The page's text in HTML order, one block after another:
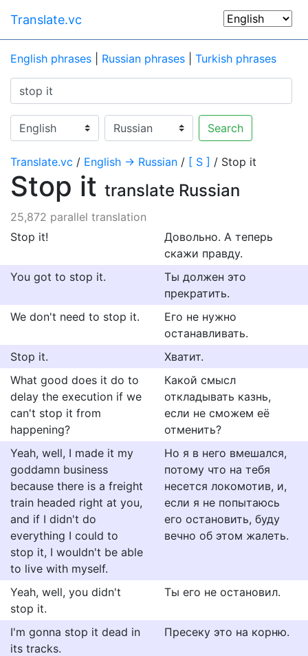
Translate.vc
English phrases Russian phrases Turkish phrases
Search
Translate.vc / English → Russian / [ S ] / Stop it
Stop it translate Russian
25,872 parallel translation
Stop it!
Довольно. А теперь
скажи правду.
You got to stop it.
Ты должен это
прекратить.
We don't need to stop it.
Его не нужно
останавливать.
Stop it.
Хватит.
What good does it do to
delay the execution if we
can't stop it from
happening?
Какой смысл
откладывать казнь,
если не сможем её
отменить?
Yeah, well, I made it my
goddamn business
because there is a freight
train headed right at you,
and if I didn't do
everything I could to
stop it, I wouldn't be able
to live with myself.
Но я в него вмешался,
потому что на тебя
несется локомотив, и,
если я не попытаюсь
его остановить, буду
вечно об этом жалеть.
Yeah, well, you didn't
stop it.
Ты его не остановил.
I'm gonna stop it dead in
its tracks.
Пресеку это на корню.